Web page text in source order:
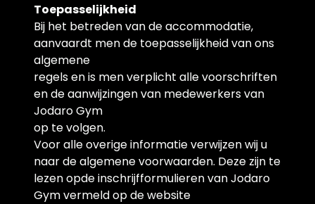
Toepasselijkheid
Bij het betreden van de accommodatie,
aanvaardt men de toepasselijkheid van ons
algemene
regels en is men verplicht alle voorschriften
en de aanwijzingen van medewerkers van
Jodaro Gym
op te volgen.
Voor alle overige informatie verwijzen wij u
naar de algemene voorwaarden. Deze zijn te
lezen opde inschrijfformulieren van Jodaro
Gym vermeld op de website